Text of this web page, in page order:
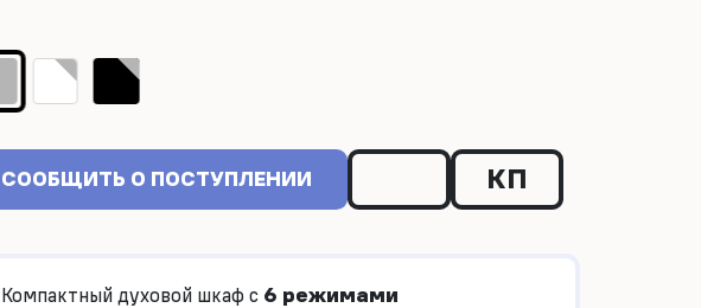
СООБЩИТЬ О ПОСТУПЛЕНИИ КП
Компактный духовой шкаф с 6 режимами